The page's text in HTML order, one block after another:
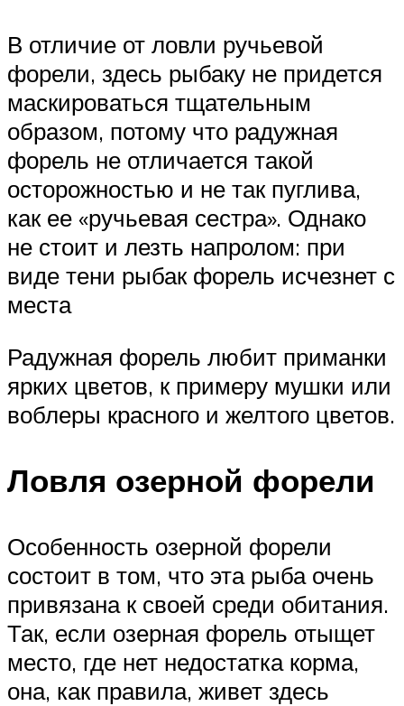
В отличие от ловли ручьевой
форели, здесь рыбаку не придется
маскироваться тщательным
образом, потому что радужная
форель не отличается такой
осторожностью и не так пуглива,
как ее «ручьевая сестра». Однако
не стоит и лезть напролом: при
виде тени рыбак форель исчезнет с
места
Радужная форель любит приманки
ярких цветов, к примеру мушки или
воблеры красного и желтого цветов.
Ловля озерной форели
Особенность озерной форели
состоит в том, что эта рыба очень
привязана к своей среди обитания.
Так, если озерная форель отыщет
место, где нет недостатка корма,
она, как правила, живет здесь